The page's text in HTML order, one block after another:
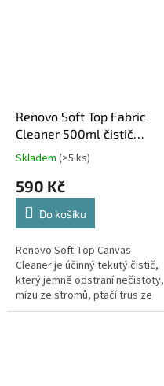
Renovo Soft Top Fabric
Cleaner 500ml čistič
textilních střech
Průměrné
produktu
5,0
5
hvězdiček.
Skladem (>5 ks)
590 Kč
Do košíku
Renovo Soft Top Canvas
Cleaner je účinný tekutý čistič,
který jemně odstraní nečistoty,
mízu ze stromů, ptačí trus ze
všech typů textilních střech